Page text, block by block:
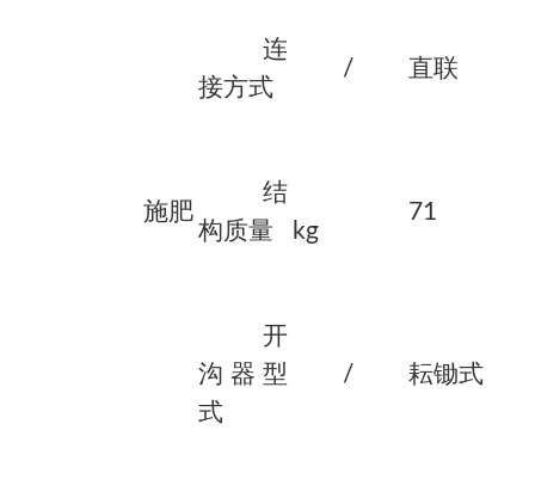
施肥
连
接方式
/ 直联
结
构质量
kg
71
开
沟器型
式
/ 耘锄式